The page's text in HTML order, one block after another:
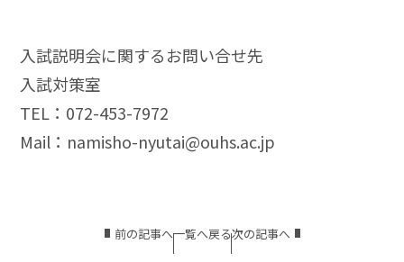
入試説明会に関するお問い合せ先
入試対策室
TEL：072-453-7972
Mail：namisho-nyutai@ouhs.ac.jp
前の記事へ一覧へ戻る次の記事へ